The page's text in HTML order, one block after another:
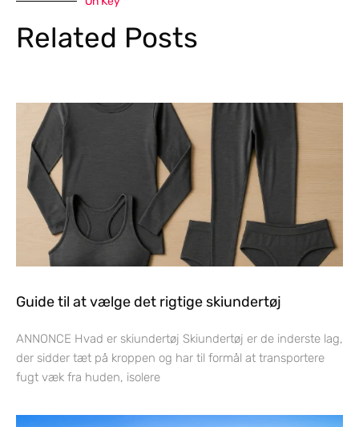
Related Posts
Guide til at vælge det rigtige skiundertøj
ANNONCE Hvad er skiundertøj Skiundertøj er de inderste lag,
der sidder tæt på kroppen og har til formål at transportere
fugt væk fra huden, isolere